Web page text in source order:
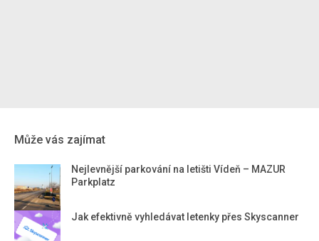
Může vás zajímat
Nejlevnější parkování na letišti Vídeň – MAZUR
Parkplatz
Jak efektivně vyhledávat letenky přes Skyscanner